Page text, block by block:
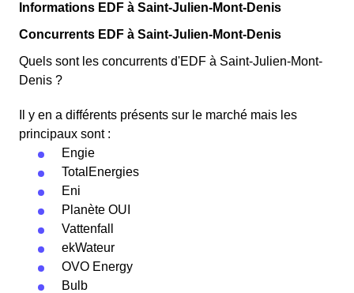
Informations EDF à Saint-Julien-Mont-Denis
Concurrents EDF à Saint-Julien-Mont-Denis
Quels sont les concurrents d'EDF à Saint-Julien-Mont-
Denis ?
Il y en a différents présents sur le marché mais les
principaux sont :
Engie
TotalEnergies
Eni
Planète OUI
Vattenfall
ekWateur
OVO Energy
Bulb